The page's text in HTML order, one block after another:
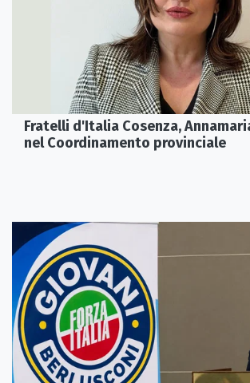
Fratelli d'Italia Cosenza,
nel Coordinamento provinciale